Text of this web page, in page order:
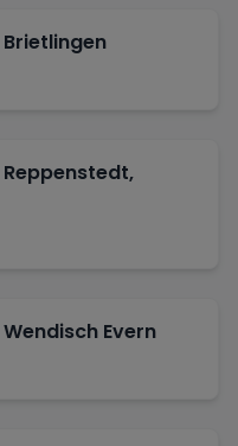
Brietlingen
Reppenstedt,
Wendisch Evern